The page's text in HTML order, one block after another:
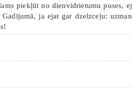
piekļūt no dienvidrietumu puses,
ja ejat gar dzelzceļu: